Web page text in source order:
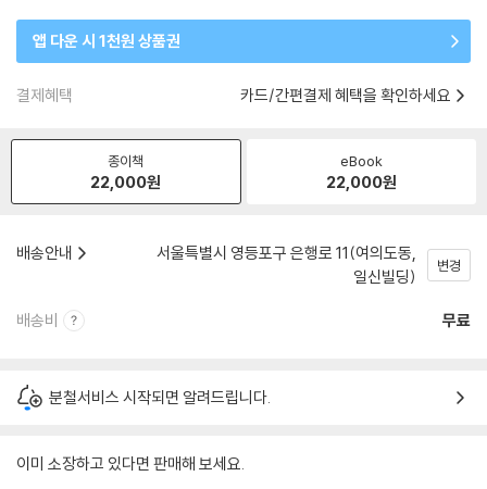
앱 다운 시 1천원 상품권
결제혜택 카드/간편결제 혜택을 확인하세요
종이책
22,000원
eBook
22,000원
배송안내
서울특별시 영등포구 은행로 11(여의도동,
일신빌딩)
변경
배송비 무료
분철서비스 시작되면 알려드립니다.
이미 소장하고 있다면 판매해 보세요.